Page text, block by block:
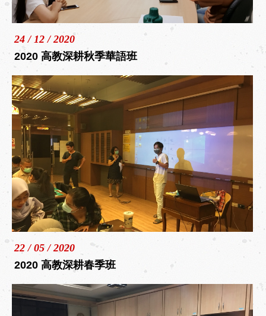
24 / 12 / 2020
2020 高教深耕秋季華語班
22 / 05 / 2020
2020 高教深耕春季班